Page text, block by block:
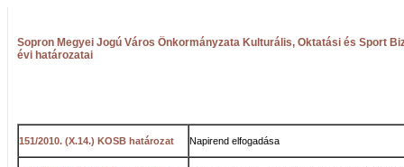
Sopron Megyei Jogú Város Önkormányzata Kulturális, Oktatási és Sport
évi határozatai
151/2010. (X.14.) KOSB határozat Napirend elfogadása